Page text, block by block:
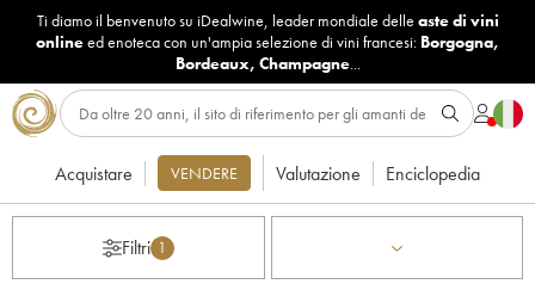
Ti diamo il benvenuto su iDealwine, leader mondiale delle aste di vini
onlineed enoteca con un'ampia selezione di vini francesi: Borgogna,
Bordeaux, Champagne...
Acquistare VENDERE Valutazione Enciclopedia
Filtri 1